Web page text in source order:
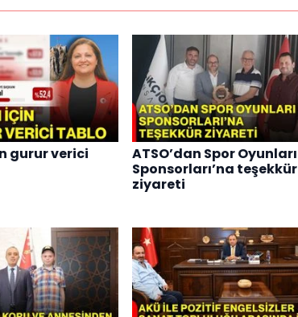
gurur verici
ATSO’dan Spor Oyunları
Sponsorları’na teşekkür
ziyareti